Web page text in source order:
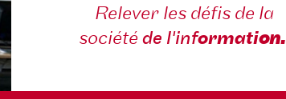
Relever les défis de la
sociétéde l'information.